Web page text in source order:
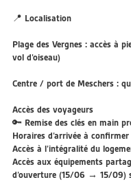
📍 Localisation
Plage des Vergnes : accès à
vol d’oiseau)
Centre / port de Meschers :
Accès des voyageurs
🔑 Remise des clés en main
Horaires d’arrivée à
Accès à l’intégralité du
Accès aux équipements
d’ouverture (15/06 → 15/09)